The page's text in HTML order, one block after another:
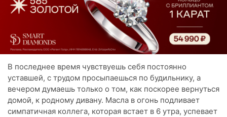
В последнее время чувствуешь себя постоянно
уставшей, с трудом просыпаешься по будильнику, а
вечером думаешь только о том, как поскорее вернуться
домой, к родному дивану. Масла в огонь подливает
симпатичная коллега, которая встает в 6 утра, успевает